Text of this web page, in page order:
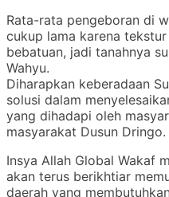
Rata-rata pengeboran di
cukup lama karena
bebatuan, jadi tanahnya
Wahyu.
Diharapkan keberadaan
solusi dalam
yang dihadapi oleh
masyarakat Dusun Dringo.
Insya Allah Global Wakaf
akan terus berikhtiar
daerah yang